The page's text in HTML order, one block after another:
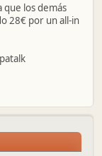
que los demás
28€ por un all-in